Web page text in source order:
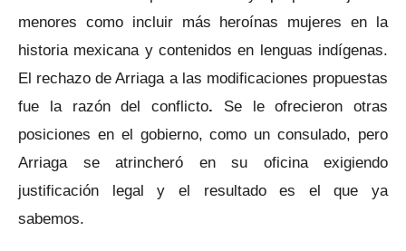
menores como incluir más heroínas mujeres en la
historia mexicana y contenidos en lenguas indígenas.
El rechazo de Arriaga a las modificaciones propuestas
fue la razón del conflicto. Se le ofrecieron otras
posiciones en el gobierno, como un consulado, pero
Arriaga se atrincheró en su oficina exigiendo
justificación legal y el resultado es el que ya
sabemos.